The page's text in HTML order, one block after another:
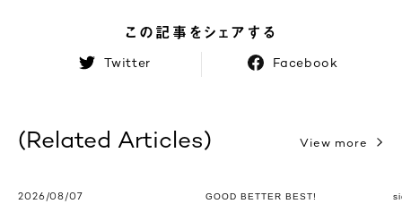
この記事をシェアする
Twitter Facebook
(Related Articles) View more
2026/08/07
GOOD BETTER BEST!